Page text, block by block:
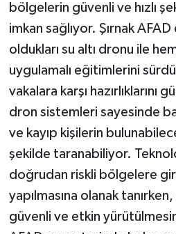
bölgelerin güvenli ve hızlı
imkan sağlıyor. Şırnak
oldukları su altı dronu ile
uygulamalı eğitimlerini
vakalara karşı hazırlıklarını
dron sistemleri sayesinde
ve kayıp kişilerin
şekilde taranabiliyor.
doğrudan riskli bölgelere
yapılmasına olanak
güvenli ve etkin